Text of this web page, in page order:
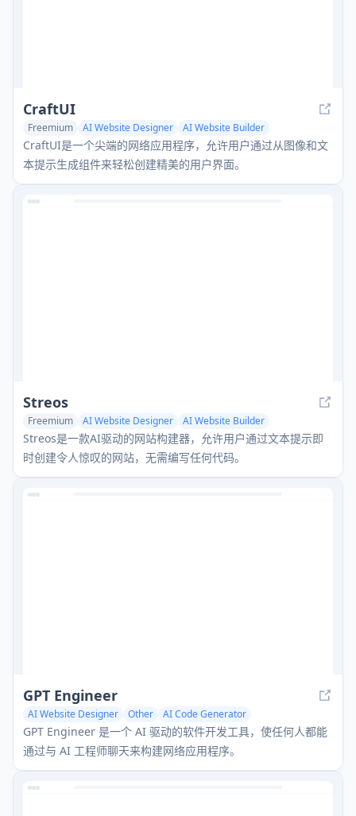
CraftUI
Freemium AI Website Designer
AI Website Builder
No-Code & Low-Code
CraftUI是一个尖端的网络应用程序，允许用户通过从图像和文
本提示生成组件来轻松创建精美的用户界面。
Streos
Freemium AI Website Designer
AI Website Builder
No-Code & Low-Code
Streos是一款AI驱动的网站构建器，允许用户通过文本提示即
时创建令人惊叹的网站，无需编写任何代码。
GPT Engineer
AI Website Designer Other AI Code Generator
GPT Engineer 是一个 AI 驱动的软件开发工具，使任何人都能
通过与 AI 工程师聊天来构建网络应用程序。